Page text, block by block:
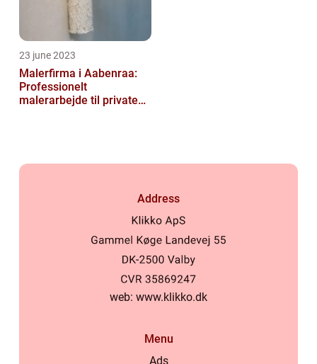
23 june 2023
Malerfirma i Aabenraa:
Professionelt
malerarbejde til private
Address
web: www.klikko.dk
Menu
Ads